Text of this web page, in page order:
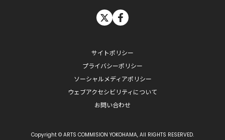
サイトポリシー
プライバシーポリシー
ソーシャルメディアポリシー
ウェブアクセシビリティについて
お問い合わせ
Copyright © ARTS COMMISION YOKOHAMA, All RIGHTS RESERVED.